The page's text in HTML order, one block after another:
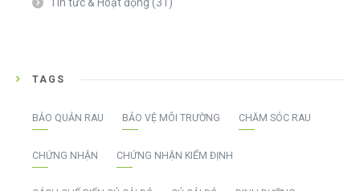
TAGS
BẢO QUẢN RAU BẢO VỆ MÔI TRƯỜNG CHĂM SÓC RAU
CHỨNG NHẬN CHỨNG NHẬN KIỂM ĐỊNH